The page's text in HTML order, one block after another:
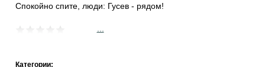
Спокойно спите, люди: Гусев - рядом!
Категории: